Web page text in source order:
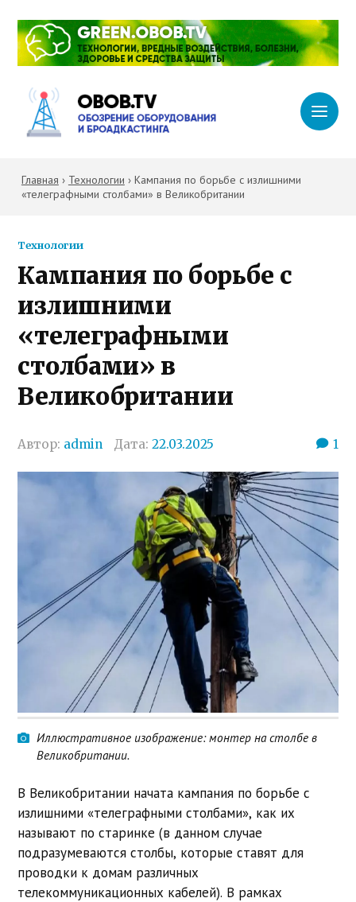
Главная › Технологии › Кампания по борьбе с излишними
«телеграфными столбами» в Великобритании
Технологии
Кампания по борьбе с
излишними
«телеграфными
столбами» в
Великобритании
Автор: admin Дата:22.03.2025 1
Иллюстративное изображение: монтер на столбе в
Великобритании.
В Великобритании начата кампания по борьбе с
излишними «телеграфными столбами», как их
называют по старинке (в данном случае
подразумеваются столбы, которые ставят для
проводки к домам различных
телекоммуникационных кабелей). В рамках